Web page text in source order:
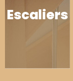
Escaliers